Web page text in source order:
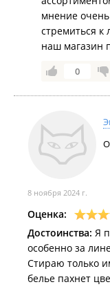
мнение
стремиться
наш магазин
0
8 ноября 2024 г.
Оценка:
Достоинства: Я
особенно за
Стираю только
белье пахнет